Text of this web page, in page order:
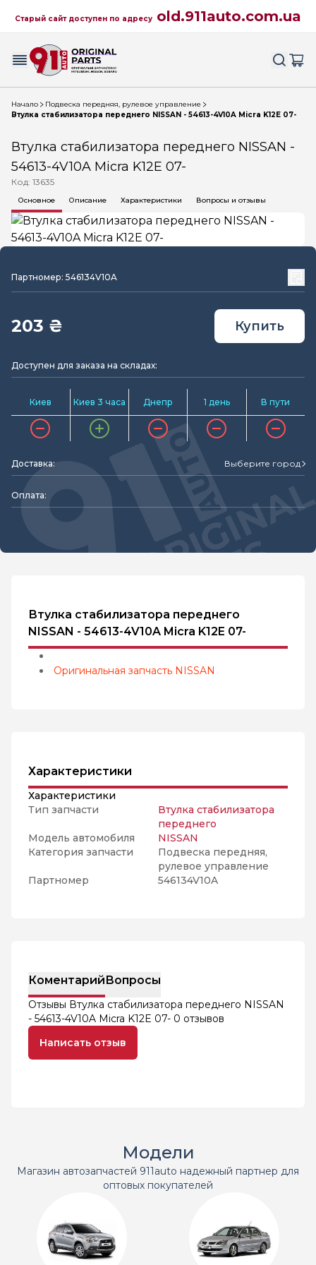
Старый сайт доступен по адресу old.911auto.com.ua
Начало
Подвеска передняя, рулевое управление
Втулка стабилизатора переднего NISSAN - 54613-4V10A Micra K12E 07-
Втулка стабилизатора переднего NISSAN -
54613-4V10A Micra K12E 07-
Код: 13635
Основное Описание Характеристики Вопросы и отзывы
Партномер: 546134V10A
203 ₴ Купить
Доступен для заказа на складах:
Киев Киев 3 часа Днепр 1 день В пути
Доставка: Выберите город
Оплата:
Втулка стабилизатора переднего
NISSAN - 54613-4V10A Micra K12E 07-
Оригинальная запчасть NISSAN
Характеристики
Характеристики
Тип запчасти
Втулка стабилизатора
переднего
Модель автомобиля
NISSAN
Категория запчасти
Подвеска передняя,
рулевое управление
Партномер
546134V10A
КоментарийВопросы
Отзывы Втулка стабилизатора переднего NISSAN
- 54613-4V10A Micra K12E 07- 0 отзывов
Написать отзыв
Модели
Магазин автозапчастей 911auto надежный партнер для
оптовых покупателей